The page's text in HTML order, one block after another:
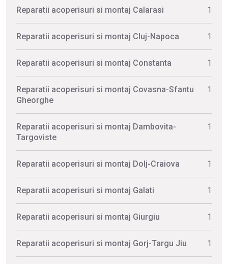
Reparatii acoperisuri si montaj Calarasi 1
Reparatii acoperisuri si montaj Cluj-Napoca 1
Reparatii acoperisuri si montaj Constanta 1
Reparatii acoperisuri si montaj Covasna-Sfantu
Gheorghe
1
Reparatii acoperisuri si montaj Dambovita-
Targoviste
1
Reparatii acoperisuri si montaj Dolj-Craiova 1
Reparatii acoperisuri si montaj Galati 1
Reparatii acoperisuri si montaj Giurgiu 1
Reparatii acoperisuri si montaj Gorj-Targu Jiu 1